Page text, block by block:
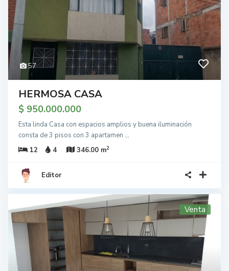
57
HERMOSA CASA
$ 950.000.000
Esta linda Casa con espacios amplios y buena iluminación
consta de 3 pisos con 3 apartamen ...
12
4 346.00 m2
Editor
Venta